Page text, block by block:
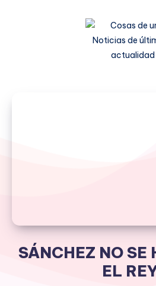
SÁNCHEZ NO SE
EL